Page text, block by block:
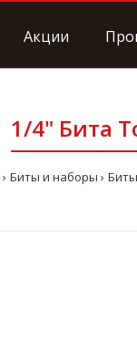
Акции
1/4" Бита
Биты и наборы